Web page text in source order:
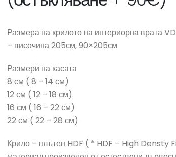
Размера на крилото на интериорна врата
– височина 205см, 90×205см
Размери на касата
8 см ( 8 – 14 см)
12 см ( 12 – 18 см)
16 см ( 16 – 22 см)
22 см ( 22 – 28 см)
Крило – плътен HDF ( * HDF – High Densty